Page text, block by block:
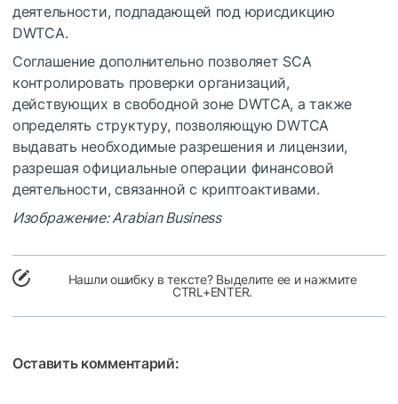
деятельности, подпадающей под юрисдикцию
DWTCA.
Соглашение дополнительно позволяет SCA
контролировать проверки организаций,
действующих в свободной зоне DWTCA, а также
определять структуру, позволяющую DWTCA
выдавать необходимые разрешения и лицензии,
разрешая официальные операции финансовой
деятельности, связанной с криптоактивами.
Изображение: Arabian Business
Нашли ошибку в тексте? Выделите ее и нажмите
CTRL+ENTER.
Оставить комментарий: